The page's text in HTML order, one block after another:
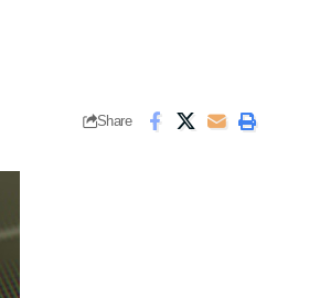
Share